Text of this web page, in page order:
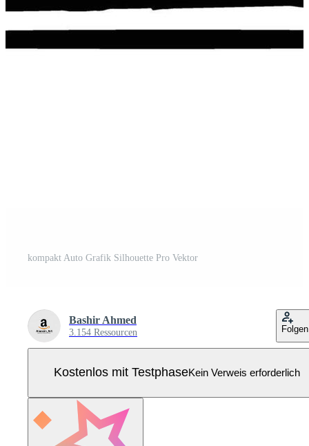
kompakt Auto Grafik Silhouette Pro Vektor
Bashir Ahmed
3.154 Ressourcen Folgen
Kostenlos mit TestphaseKein Verweis erforderlich